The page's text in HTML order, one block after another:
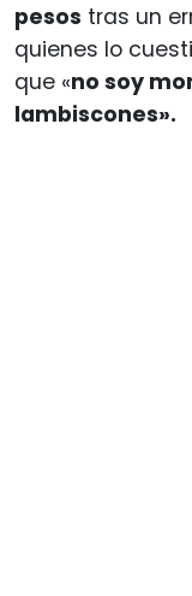
pesos tras un
quienes lo
que «no soy
lambiscones».